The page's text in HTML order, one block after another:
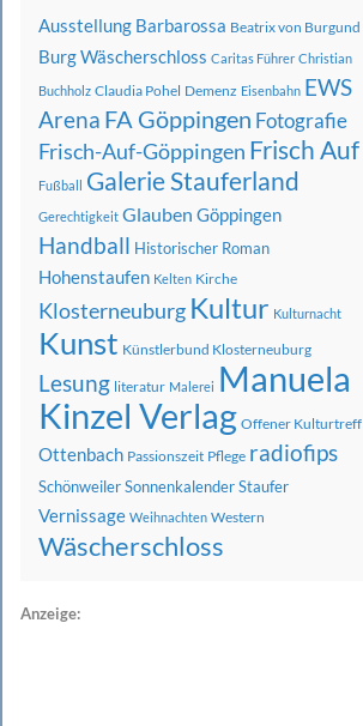
Ausstellung Barbarossa Beatrix von Burgund
Burg Wäscherschloss Caritas Führer Christian
Buchholz Claudia Pohel Demenz Eisenbahn EWS
Arena FA Göppingen Fotografie
Frisch-Auf-Göppingen Frisch Auf
Fußball Galerie Stauferland
Gerechtigkeit Glauben Göppingen
Handball Historischer Roman
Hohenstaufen Kelten Kirche
Klosterneuburg Kultur Kulturnacht
Kunst Künstlerbund Klosterneuburg
Lesung literatur Malerei Manuela
Kinzel Verlag Offener Kulturtreff
Ottenbach Passionszeit Pflege radiofips
SchönweilerSonnenkalenderStaufer
Vernissage Weihnachten Western
Wäscherschloss
Anzeige: